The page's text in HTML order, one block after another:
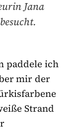
Jana
paddele ich
mir der
Strand